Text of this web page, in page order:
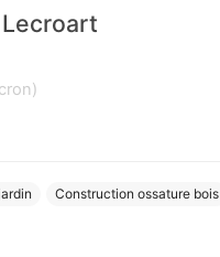
Construction ossature bois